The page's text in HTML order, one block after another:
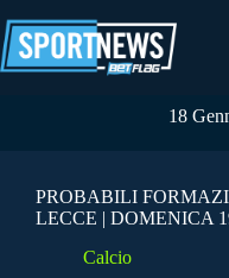
al
contenuto
18
PROBABILI
LECCE | DOMENICA
Calcio